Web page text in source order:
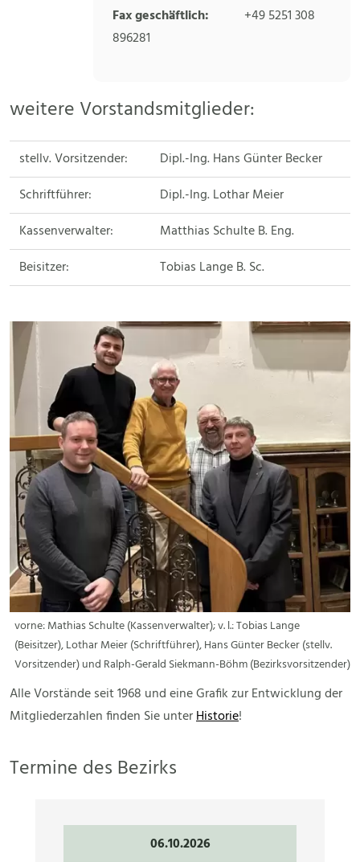
Fax geschäftlich:
+49 5251 308
896281
weitere Vorstandsmitglieder:
stellv. Vorsitzender:
Dipl.-Ing. Hans Günter Becker
Schriftführer:
Dipl.-Ing. Lothar Meier
Kassenverwalter:
Matthias Schulte B. Eng.
Beisitzer:
Tobias Lange B. Sc.
vorne: Mathias Schulte (Kassenverwalter); v. l.: Tobias Lange
(Beisitzer), Lothar Meier (Schriftführer), Hans Günter Becker (stellv.
Vorsitzender) und Ralph-Gerald Siekmann-Böhm (Bezirksvorsitzender)
Alle Vorstände seit 1968 und eine Grafik zur Entwicklung der
Mitgliederzahlen finden Sie unterHistorie!
Termine des Bezirks
06.10.2026